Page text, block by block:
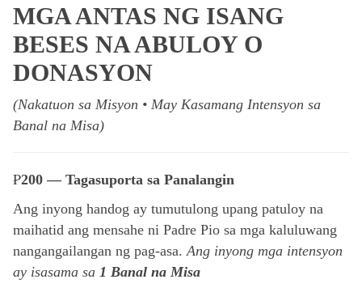
MGA ANTAS NG ISANG
BESES NA ABULOY O
DONASYON
(Nakatuon sa Misyon • May Kasamang Intensyon sa
Banal na Misa)
₱200 — Tagasuporta sa Panalangin
Ang inyong handog ay tumutulong upang patuloy na
maihatid ang mensahe ni Padre Pio sa mga kaluluwang
nangangailangan ng pag-asa. Ang inyong mga intensyon
ay isasama sa 1 Banal na Misa